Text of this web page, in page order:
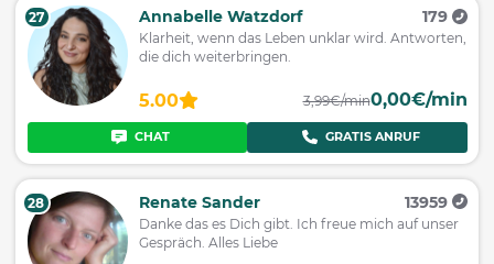
27 Annabelle Watzdorf 179
Klarheit, wenn das Leben unklar wird. Antworten,
die dich weiterbringen.
5.00 3,99€/min0,00€/min
CHAT GRATIS ANRUF
28 Renate Sander 13959
Danke das es Dich gibt. Ich freue mich auf unser
Gespräch. Alles Liebe